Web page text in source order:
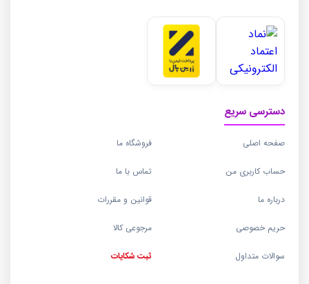
دسترسی سریع
صفحه اصلی فروشگاه ما
حساب کاربری من تماس با ما
درباره ما قوانین و مقررات
حریم خصوصی مرجوعی کالا
سوالات متداول ثبت شکایات